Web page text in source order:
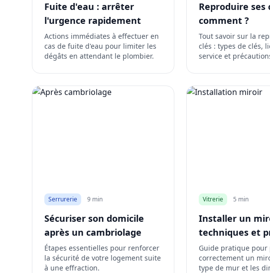
Fuite d'eau : arrêter
l'urgence rapidement
Actions immédiates à effectuer en
cas de fuite d'eau pour limiter les
dégâts en attendant le plombier.
Reproduire ses
comment ?
Tout savoir sur la
clés : types de clés,
service et
Serrurerie 9 min
Sécuriser son domicile
après un cambriolage
Étapes essentielles pour renforcer
la sécurité de votre logement suite
à une effraction.
Vitrerie 5 min
Installer un
techniques et
Guide pratique pour
correctement un
type de mur et les